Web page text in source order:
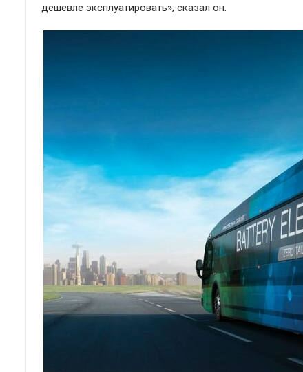
дешевле эксплуатировать», сказал он.